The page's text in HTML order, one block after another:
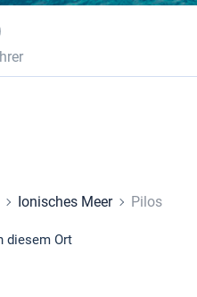
Ionisches Meer Pilos
diesem Ort